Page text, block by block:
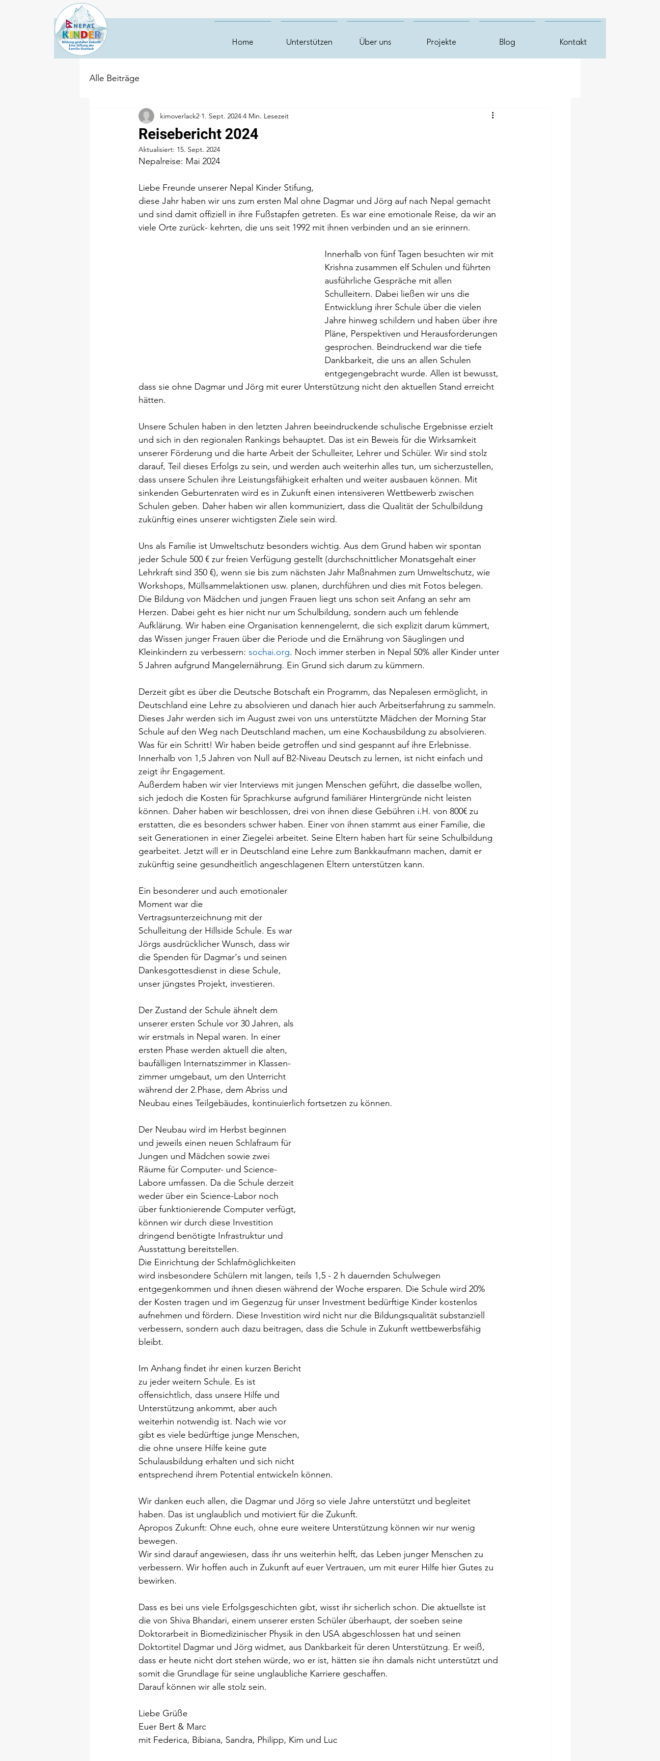
Home Unterstützen Über uns Projekte Blog Kontakt
Alle Beiträge
Reisebericht 2024
kimoverlack2 1. Sept. 2024 4 Min. Lesezeit
Aktualisiert: 15. Sept. 2024
Nepalreise: Mai 2024
Liebe Freunde unserer Nepal Kinder Stifung,
diese Jahr haben wir uns zum ersten Mal ohne Dagmar und Jörg auf nach Nepal gemacht
und sind damit offiziell in ihre Fußstapfen getreten. Es war eine emotionale Reise, da wir an
viele Orte zurück- kehrten, die uns seit 1992 mit ihnen verbinden und an sie erinnern.
Innerhalb von fünf Tagen besuchten wir mit
Krishna zusammen elf Schulen und führten
ausführliche Gespräche mit allen
Schulleitern. Dabei ließen wir uns die
Entwicklung ihrer Schule über die vielen
Jahre hinweg schildern und haben über ihre
Pläne, Perspektiven und Herausforderungen
gesprochen. Beindruckend war die tiefe
Dankbarkeit, die uns an allen Schulen
entgegengebracht wurde. Allen ist bewusst,
dass sie ohne Dagmar und Jörg mit eurer Unterstützung nicht den aktuellen Stand erreicht
hätten.
Unsere Schulen haben in den letzten Jahren beeindruckende schulische Ergebnisse erzielt
und sich in den regionalen Rankings behauptet. Das ist ein Beweis für die Wirksamkeit
unserer Förderung und die harte Arbeit der Schulleiter, Lehrer und Schüler. Wir sind stolz
darauf, Teil dieses Erfolgs zu sein, und werden auch weiterhin alles tun, um sicherzustellen,
dass unsere Schulen ihre Leistungsfähigkeit erhalten und weiter ausbauen können. Mit
sinkenden Geburtenraten wird es in Zukunft einen intensiveren Wettbewerb zwischen
Schulen geben. Daher haben wir allen kommuniziert, dass die Qualität der Schulbildung
zukünftig eines unserer wichtigsten Ziele sein wird.
Uns als Familie ist Umweltschutz besonders wichtig. Aus dem Grund haben wir spontan
jeder Schule 500 € zur freien Verfügung gestellt (durchschnittlicher Monatsgehalt einer
Lehrkraft sind 350 €), wenn sie bis zum nächsten Jahr Maßnahmen zum Umweltschutz, wie
Workshops, Müllsammelaktionen usw. planen, durchführen und dies mit Fotos belegen.
Die Bildung von Mädchen und jungen Frauen liegt uns schon seit Anfang an sehr am
Herzen. Dabei geht es hier nicht nur um Schulbildung, sondern auch um fehlende
Aufklärung. Wir haben eine Organisation kennengelernt, die sich explizit darum kümmert,
das Wissen junger Frauen über die Periode und die Ernährung von Säuglingen und
Kleinkindern zu verbessern: sochai.org. Noch immer sterben in Nepal 50% aller Kinder unter
5 Jahren aufgrund Mangelernährung. Ein Grund sich darum zu kümmern.
Derzeit gibt es über die Deutsche Botschaft ein Programm, das Nepalesen ermöglicht, in
Deutschland eine Lehre zu absolvieren und danach hier auch Arbeitserfahrung zu sammeln.
Dieses Jahr werden sich im August zwei von uns unterstützte Mädchen der Morning Star
Schule auf den Weg nach Deutschland machen, um eine Kochausbildung zu absolvieren.
Was für ein Schritt! Wir haben beide getroffen und sind gespannt auf ihre Erlebnisse.
Innerhalb von 1,5 Jahren von Null auf B2-Niveau Deutsch zu lernen, ist nicht einfach und
zeigt ihr Engagement.
Außerdem haben wir vier Interviews mit jungen Menschen geführt, die dasselbe wollen,
sich jedoch die Kosten für Sprachkurse aufgrund familiärer Hintergründe nicht leisten
können. Daher haben wir beschlossen, drei von ihnen diese Gebühren i.H. von 800€ zu
erstatten, die es besonders schwer haben. Einer von ihnen stammt aus einer Familie, die
seit Generationen in einer Ziegelei arbeitet. Seine Eltern haben hart für seine Schulbildung
gearbeitet. Jetzt will er in Deutschland eine Lehre zum Bankkaufmann machen, damit er
zukünftig seine gesundheitlich angeschlagenen Eltern unterstützen kann.
Ein besonderer und auch emotionaler
Moment war die
Vertragsunterzeichnung mit der
Schulleitung der Hillside Schule. Es war
Jörgs ausdrücklicher Wunsch, dass wir
die Spenden für Dagmar‘s und seinen
Dankesgottesdienst in diese Schule,
unser jüngstes Projekt, investieren.
Der Zustand der Schule ähnelt dem
unserer ersten Schule vor 30 Jahren, als
wir erstmals in Nepal waren. In einer
ersten Phase werden aktuell die alten,
baufälligen Internatszimmer in Klassen-
zimmer umgebaut, um den Unterricht
während der 2.Phase, dem Abriss und
Neubau eines Teilgebäudes, kontinuierlich fortsetzen zu können.
Der Neubau wird im Herbst beginnen
und jeweils einen neuen Schlafraum für
Jungen und Mädchen sowie zwei
Räume für Computer- und Science-
Labore umfassen. Da die Schule derzeit
weder über ein Science-Labor noch
über funktionierende Computer verfügt,
können wir durch diese Investition
dringend benötigte Infrastruktur und
Ausstattung bereitstellen.
Die Einrichtung der Schlafmöglichkeiten
wird insbesondere Schülern mit langen, teils 1,5 - 2 h dauernden Schulwegen
entgegenkommen und ihnen diesen während der Woche ersparen. Die Schule wird 20%
der Kosten tragen und im Gegenzug für unser Investment bedürftige Kinder kostenlos
aufnehmen und fördern. Diese Investition wird nicht nur die Bildungsqualität substanziell
verbessern, sondern auch dazu beitragen, dass die Schule in Zukunft wettbewerbsfähig
bleibt.
Im Anhang findet ihr einen kurzen Bericht
zu jeder weitern Schule. Es ist
offensichtlich, dass unsere Hilfe und
Unterstützung ankommt, aber auch
weiterhin notwendig ist. Nach wie vor
gibt es viele bedürftige junge Menschen,
die ohne unsere Hilfe keine gute
Schulausbildung erhalten und sich nicht
entsprechend ihrem Potential entwickeln können.
Wir danken euch allen, die Dagmar und Jörg so viele Jahre unterstützt und begleitet
haben. Das ist unglaublich und motiviert für die Zukunft.
Apropos Zukunft: Ohne euch, ohne eure weitere Unterstützung können wir nur wenig
bewegen.
Wir sind darauf angewiesen, dass ihr uns weiterhin helft, das Leben junger Menschen zu
verbessern. Wir hoffen auch in Zukunft auf euer Vertrauen, um mit eurer Hilfe hier Gutes zu
bewirken.
Dass es bei uns viele Erfolgsgeschichten gibt, wisst ihr sicherlich schon. Die aktuellste ist
die von Shiva Bhandari, einem unserer ersten Schüler überhaupt, der soeben seine
Doktorarbeit in Biomedizinischer Physik in den USA abgeschlossen hat und seinen
Doktortitel Dagmar und Jörg widmet, aus Dankbarkeit für deren Unterstützung. Er weiß,
dass er heute nicht dort stehen würde, wo er ist, hätten sie ihn damals nicht unterstützt und
somit die Grundlage für seine unglaubliche Karriere geschaffen.
Darauf können wir alle stolz sein.
Liebe Grüße
Euer Bert & Marc
mit Federica, Bibiana, Sandra, Philipp, Kim und Luc